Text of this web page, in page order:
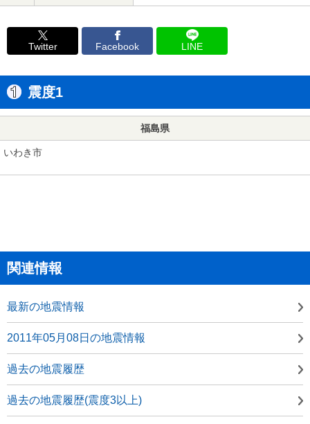
Twitter Facebook LINE
震度1
福島県
いわき市
関連情報
最新の地震情報
2011年05月08日の地震情報
過去の地震履歴
過去の地震履歴(震度3以上)